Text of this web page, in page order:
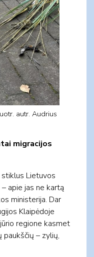
autr. Audrius
migracijos
Lietuvos
apie jas ne kartą
ministerija. Dar
Klaipėdoje
regione kasmet
paukščių – zylių,